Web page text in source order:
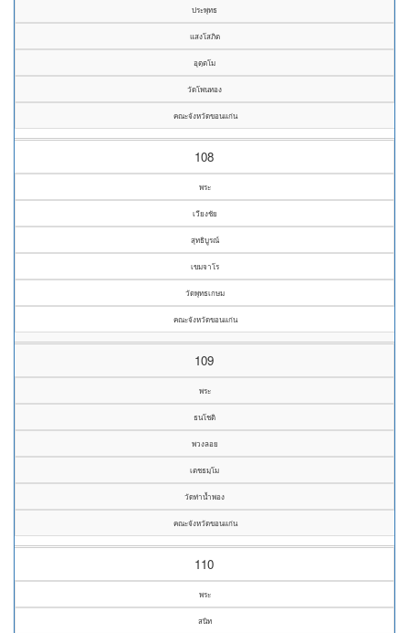
ประพุทธ
แสงโสภิต
อุตฺตโม
วัดโพนทอง
คณะจังหวัดขอนแก่น
108
พระ
เวียงชัย
สุทธิบูรณ์
เขมจาโร
วัดพุทธเกษม
คณะจังหวัดขอนแก่น
109
พระ
ธนโชติ
พวงลอย
เตชธมฺโม
วัดท่าน้ำพอง
คณะจังหวัดขอนแก่น
110
พระ
สนิท